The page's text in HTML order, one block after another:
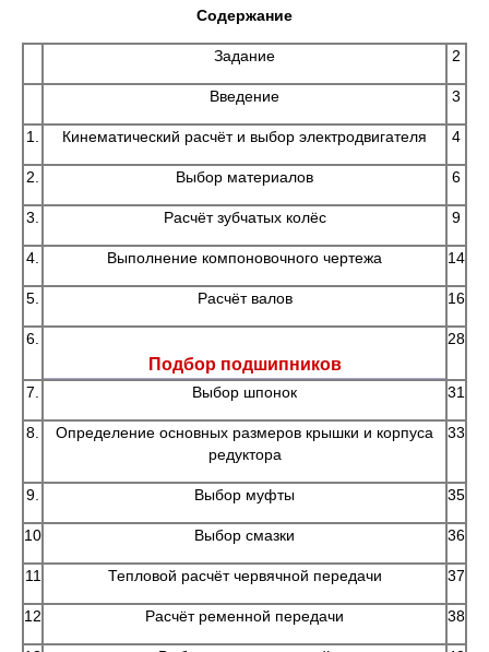
Содержание
Задание 2
Введение 3
1. Кинематический расчёт и выбор электродвигателя 4
2. Выбор материалов 6
3. Расчёт зубчатых колёс 9
4. Выполнение компоновочного чертежа 14
5. Расчёт валов 16
6.
Подбор подшипников
28
7. Выбор шпонок 31
8.
Определение основных размеров крышки и корпуса
редуктора
33
9. Выбор муфты 35
10 Выбор смазки 36
11 Тепловой расчёт червячной передачи 37
12 Расчёт ременной передачи 38